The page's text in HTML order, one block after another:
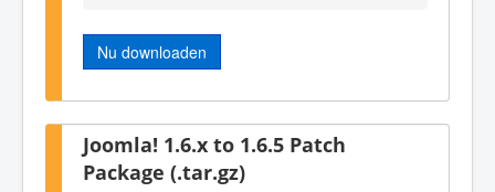
Nu downloaden
Joomla! 1.6.x to 1.6.5 Patch
Package (.tar.gz)